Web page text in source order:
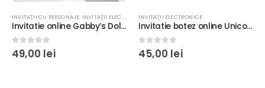
INVITAŢII CU PERSONAJE, INVITAŢII ELECTRONICE
Invitatie online Gabby’s Dollhouse, fundal albastru cu galben
0out of 5
49,00 lei
INVITAŢII ELECTRONICE
Invitatie botez online Unicorn, multicolor #1
0out of 5
45,00 lei